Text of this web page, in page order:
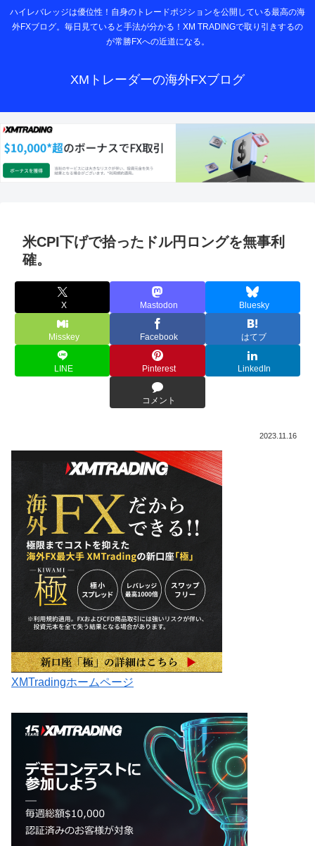
ハイレバレッジは優位性！自身のトレードポジションを公開している最高の海
外FXブログ。毎日見ていると手法が分かる！XM TRADINGで取り引きするの
が常勝FXへの近道になる。
XMトレーダーの海外FXブログ
米CPI下げで拾ったドル円ロングを無事利
確。
X Mastodon Bluesky
Misskey Facebook はてブ
LINE Pinterest LinkedIn
コメント
2023.11.16
XMTradingホームページ